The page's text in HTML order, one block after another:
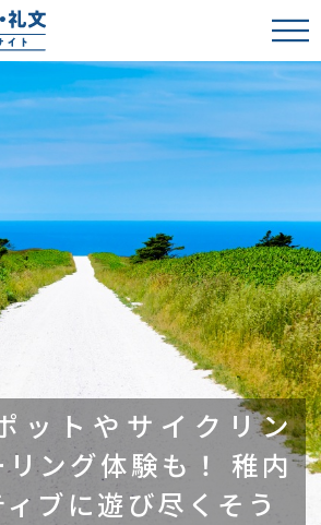
ットやサイクリン
リング体験も！ 稚内
ブに遊び尽くそう